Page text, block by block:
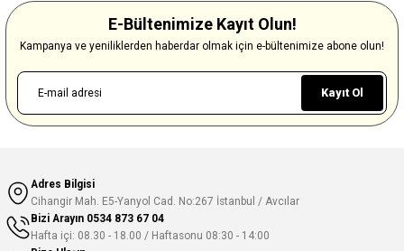
E-Bültenimize Kayıt Olun!
Kampanya ve yeniliklerden haberdar olmak için e-bültenimize abone olun!
Kayıt Ol
Adres Bilgisi
Cihangir Mah. E5-Yanyol Cad. No:267 İstanbul / Avcılar
Bizi Arayın 0534 873 67 04
Hafta içi: 08.30 - 18.00 / Haftasonu 08:30 - 14:00